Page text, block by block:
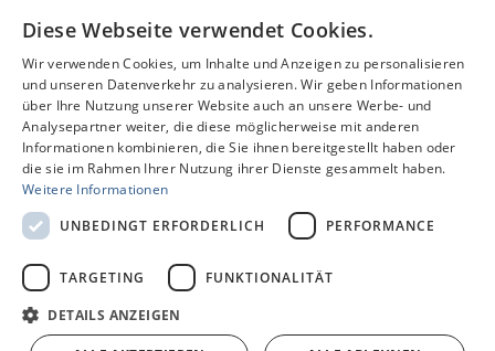
Alle Preise inkl. gesetzl. Mehrwertsteuer zzgl.
und ggf. Nachnahmegebühren, wenn nicht anders
angegeben.
Diese Webseite verwendet Cookies.
Wir verwenden Cookies, um Inhalte und Anzeigen zu personalisieren
und unseren Datenverkehr zu analysieren. Wir geben Informationen
über Ihre Nutzung unserer Website auch an unsere Werbe- und
Analysepartner weiter, die diese möglicherweise mit anderen
Informationen kombinieren, die Sie ihnen bereitgestellt haben oder
die sie im Rahmen Ihrer Nutzung ihrer Dienste gesammelt haben.
Weitere Informationen
UNBEDINGT ERFORDERLICH
PERFORMANCE
TARGETING FUNKTIONALITÄT
DETAILS ANZEIGEN